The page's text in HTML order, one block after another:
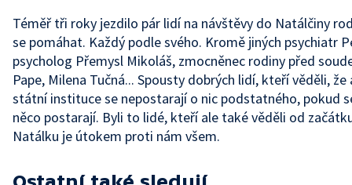
Téměř tři roky jezdilo pár lidí na návštěvy do Natálčiny
se pomáhat. Každý podle svého. Kromě jiných psychiatr
psycholog Přemysl Mikoláš, zmocněnec rodiny před
Pape, Milena Tučná... Spousty dobrých lidí, kteří věděli, že
státní instituce se nepostarají o nic podstatného, pokud
něco postarají. Byli to lidé, kteří ale také věděli od
Natálku je útokem proti nám všem.